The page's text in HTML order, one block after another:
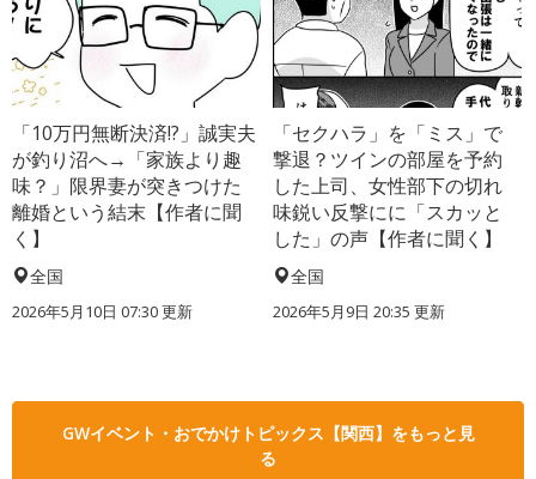
「10万円無断決済!?」誠実夫
が釣り沼へ→「家族より趣
味？」限界妻が突きつけた
離婚という結末【作者に聞
く】
全国
2026年5月10日 07:30 更新
「セクハラ」を「ミス」で
撃退？ツインの部屋を予約
した上司、女性部下の切れ
味鋭い反撃にに「スカッと
した」の声【作者に聞く】
全国
2026年5月9日 20:35 更新
GWイベント・おでかけトピックス【関西】をもっと見
る